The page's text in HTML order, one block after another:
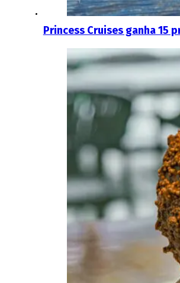
Princess Cruises ganha 15